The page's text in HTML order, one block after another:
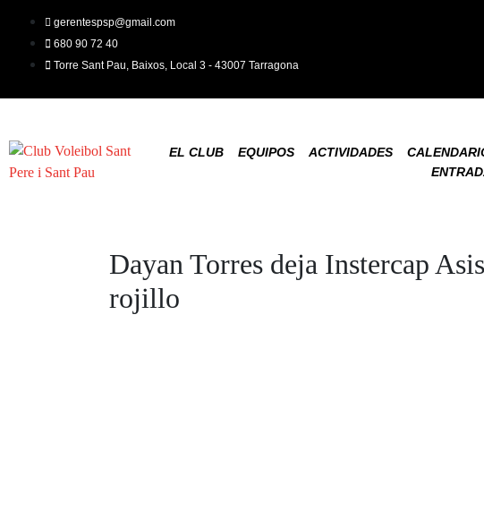
gerentespsp@gmail.com
680 90 72 40
Torre Sant Pau, Baixos, Local 3 - 43007 Tarragona
EL CLUB EQUIPOS ACTIVIDADES
Dayan Torres deja Instercap
rojillo